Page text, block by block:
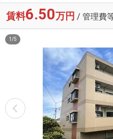
賃料6.50万円 / 管理費
1 /5